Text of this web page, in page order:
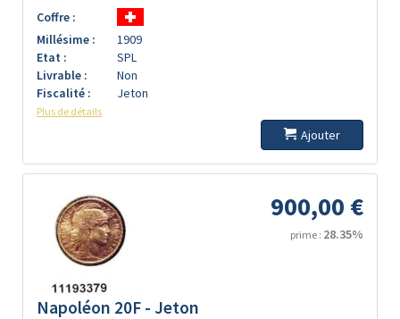
Coffre :
Millésime :
1909
Etat :
SPL
Livrable :
Non
Fiscalité :
Jeton
Plus de détails
Ajouter
900,00 €
prime : 28.35%
Napoléon 20F - Jeton